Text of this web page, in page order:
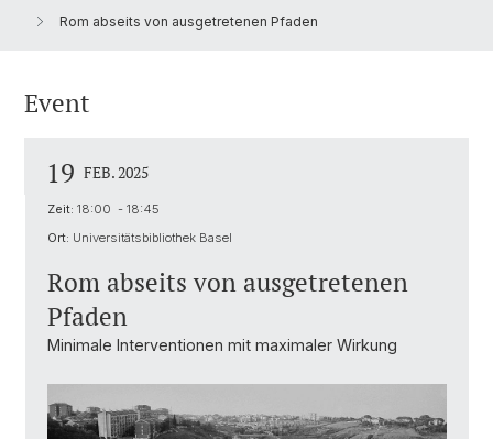
Rom abseits von ausgetretenen Pfaden
Event
19 FEB. 2025
Zeit: 18:00 - 18:45
Ort: Universitätsbibliothek Basel
Rom abseits von ausgetretenen
Pfaden
Minimale Interventionen mit maximaler Wirkung